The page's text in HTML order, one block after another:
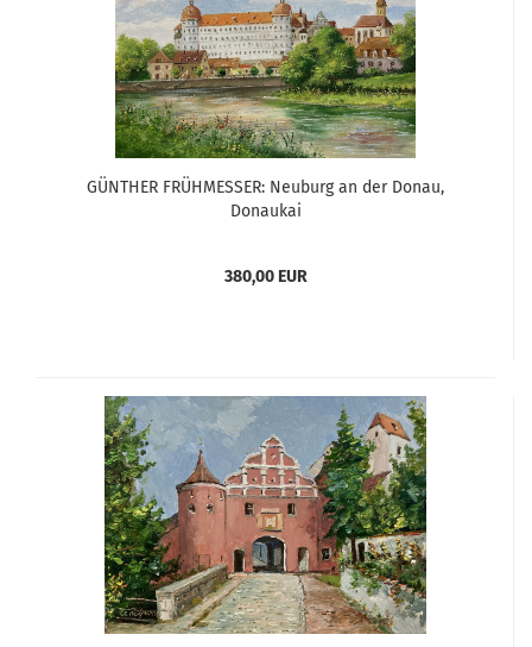
GÜNTHER FRÜHMESSER: Neuburg an der Donau,
Donaukai
380,00 EUR